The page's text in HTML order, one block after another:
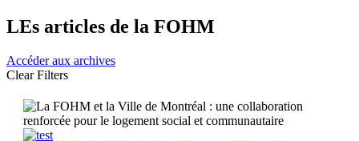
LEs articles de la FOHM
Accéder aux archives
Clear Filters